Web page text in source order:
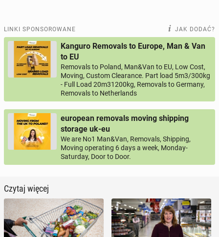
LINKI SPONSOROWANE JAK DODAĆ?
Kanguro Removals to Europe, Man & Van
to EU
Removals to Poland, Man&Van to EU, Low Cost,
Moving, Custom Clearance. Part load 5m3/300kg
- Full Load 20m31200kg, Removals to Germany,
Removals to Netherlands
european removals moving shipping
storage uk-eu
We are No1 Man&Van, Removals, Shipping,
Moving operating 6 days a week, Monday-
Saturday, Door to Door.
Czytaj więcej